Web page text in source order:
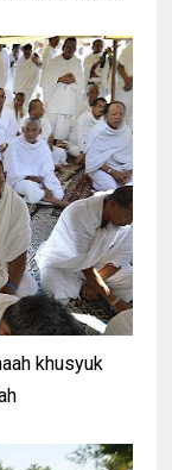
khusyuk